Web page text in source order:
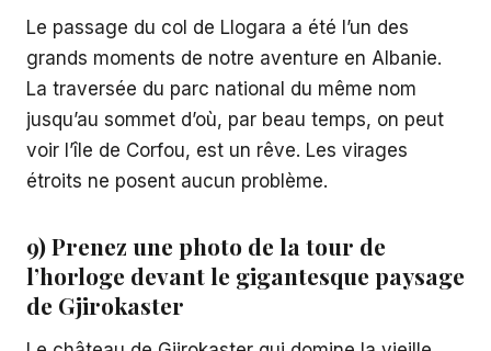
Le passage du col de Llogara a été l’un des
grands moments de notre aventure en Albanie.
La traversée du parc national du même nom
jusqu’au sommet d’où, par beau temps, on peut
voir l’île de Corfou, est un rêve. Les virages
étroits ne posent aucun problème.
9) Prenez une photo de la tour de
l’horloge devant le gigantesque paysage
de Gjirokaster